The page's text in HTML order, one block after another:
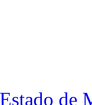
de